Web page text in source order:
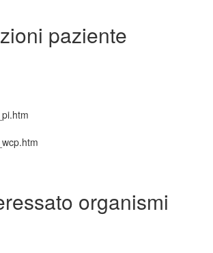
paziente
organismi